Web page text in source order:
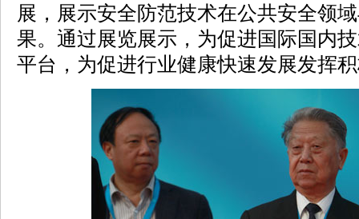
展，展示安全防范技术在公共安全领
果。通过展览展示，为促进国际国内
平台，为促进行业健康快速发展发挥